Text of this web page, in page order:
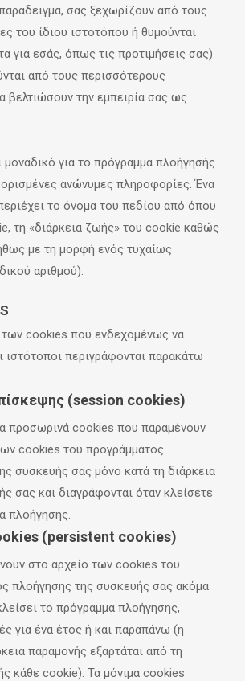
σας ξεχωρίζουν από τους
του ίδιου ιστοτόπου ή θυμούνται
για εσάς, όπως τις προτιμήσεις σας)
από τους περισσότερους
βελτιώσουν την εμπειρία σας ως
μοναδικό για το πρόγραμμα πλοήγησής
ορισμένες ανώνυμες πληροφορίες. Ένα
το όνομα του πεδίου από όπου
τη «διάρκεια ζωής» του cookie καθώς
με τη μορφή ενός τυχαίως
αριθμού).
των cookies που ενδεχομένως να
ιστότοποι περιγράφονται παρακάτω
(session cookies)
προσωρινά cookies που παραμένουν
cookies του προγράμματος
συσκευής σας μόνο κατά τη διάρκεια
σας και διαγράφονται όταν κλείσετε
πλοήγησης.
(persistent cookies)
στο αρχείο των cookies του
πλοήγησης της συσκευής σας ακόμα
το πρόγραμμα πλοήγησης,
για ένα έτος ή και παραπάνω (η
παραμονής εξαρτάται από τη
κάθε cookie). Τα μόνιμα cookies